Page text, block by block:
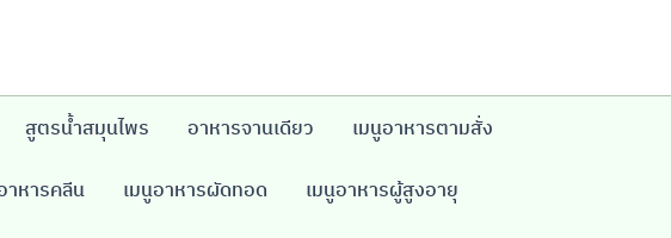
สูตรน้ำสมุนไพร อาหารจานเดียว เมนูอาหารตามสั่ง
าหารคลีน เมนูอาหารผัดทอด เมนูอาหารผู้สูงอายุ